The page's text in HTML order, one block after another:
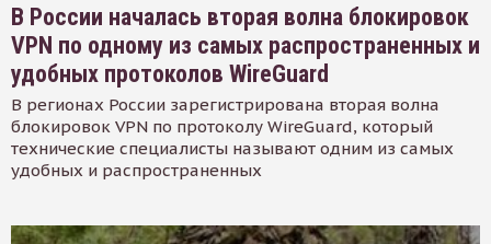
В России началась вторая волна блокировок
VPN по одному из самых распространенных и
удобных протоколов WireGuard
В регионах России зарегистрирована вторая волна
блокировок VPN по протоколу WireGuard, который
технические специалисты называют одним из самых
удобных и распространенных